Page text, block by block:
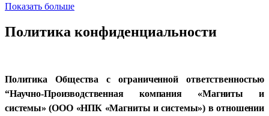
Показать больше
Политика конфиденциальности
Политика Общества с ограниченной ответственностью
“Научно-Производственная компания «Магниты и
системы» (ООО «НПК «Магниты и системы») в отношении